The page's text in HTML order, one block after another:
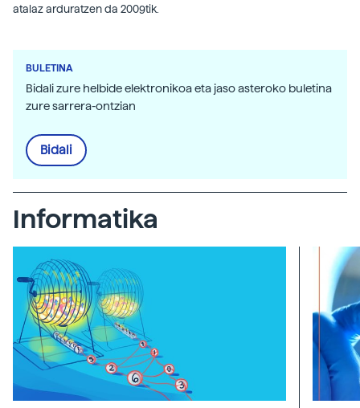
atalaz arduratzen da 2009tik.
BULETINA
Bidali zure helbide elektronikoa eta jaso asteroko buletina
zure sarrera-ontzian
Bidali
Informatika